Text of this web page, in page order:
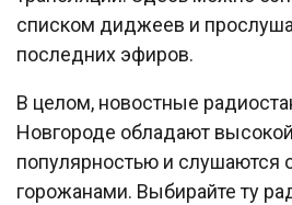
списком диджеев и
последних эфиров.
В целом, новостные
Новгороде обладают
популярностью и слушаются
горожанами. Выбирайте ту